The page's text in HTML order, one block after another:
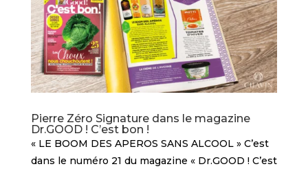
Pierre Zéro Signature dans le magazine
Dr.GOOD ! C’est bon !
« LE BOOM DES APEROS SANS ALCOOL » C’est
dans le numéro 21 du magazine « Dr.GOOD ! C’est